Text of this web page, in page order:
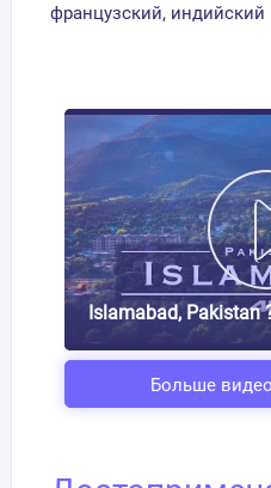
французский, индийский
Islamabad, Pakistan
Больше